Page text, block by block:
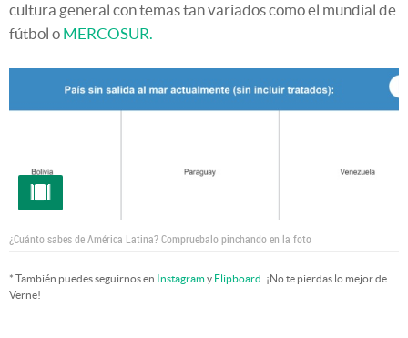
cultura general con temas tan variados como el mundial de
fútbol o MERCOSUR.
¿Cuánto sabes de América Latina? Compruebalo pinchando en la foto
* También puedes seguirnos en Instagramy Flipboard . ¡No te pierdas lo mejor de
Verne!